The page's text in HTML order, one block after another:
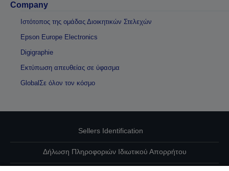
Company
Ιστότοπος της ομάδας Διοικητικών Στελεχών
Epson Europe Electronics
Digigraphie
Εκτύπωση απευθείας σε ύφασμα
GlobalΣε όλον τον κόσμο
Sellers Identification
Δήλωση Πληροφοριών Ιδιωτικού Απορρήτου